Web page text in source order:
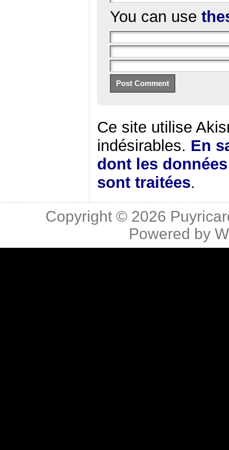
You can use
Ce site utilise
indésirables. En
dont les
sont traitées.
Copyright © 2026
Powered by